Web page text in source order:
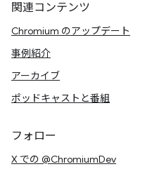
関連コンテンツ
Chromium のアップデート
事例紹介
アーカイブ
ポッドキャストと番組
フォロー
X での @ChromiumDev